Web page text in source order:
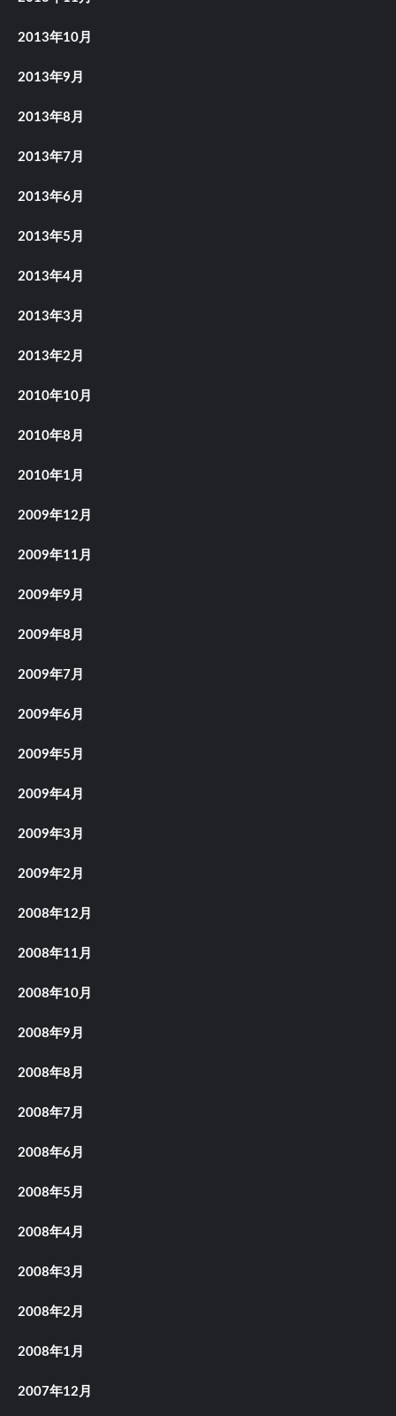
2013年10月
2013年9月
2013年8月
2013年7月
2013年6月
2013年5月
2013年4月
2013年3月
2013年2月
2010年10月
2010年8月
2010年1月
2009年12月
2009年11月
2009年9月
2009年8月
2009年7月
2009年6月
2009年5月
2009年4月
2009年3月
2009年2月
2008年12月
2008年11月
2008年10月
2008年9月
2008年8月
2008年7月
2008年6月
2008年5月
2008年4月
2008年3月
2008年2月
2008年1月
2007年12月